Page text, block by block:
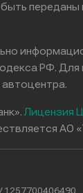
РФ. Для
Лицензия
АО
1257700406490